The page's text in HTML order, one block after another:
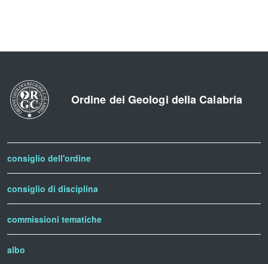
Ordine dei Geologi della Calabria
consiglio dell'ordine
consiglio di disciplina
commissioni tematiche
albo